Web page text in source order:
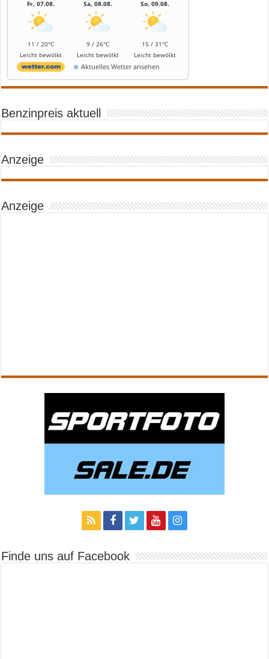
Fr, 07.08.
11 / 20°C
Leicht bewölkt
Sa, 08.08.
9 / 26°C
Leicht bewölkt
So, 09.08.
15 / 31°C
Leicht bewölkt
Aktuelles Wetter ansehen
Benzinpreis aktuell
Anzeige
Anzeige
Finde uns auf Facebook